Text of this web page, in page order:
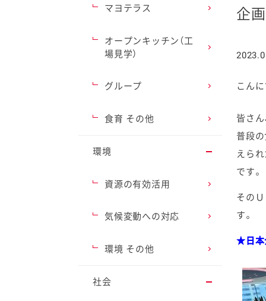
お客様
ファイ
企
こん
皆さ
普段
えら
です。
その
す。
★日本
マヨテラス
オープンキッチン（工
場見学）
グループ
食育 その他
環境
資源の有効活用
気候変動への対応
環境 その他
社会